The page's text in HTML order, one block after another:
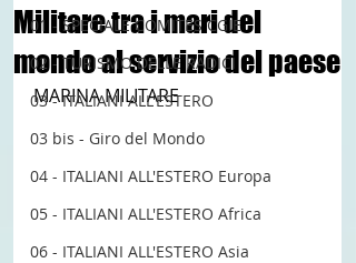
01 - SPECIALE COMITES CGIE
02 - TURISMO DELLE RADICI
03 - ITALIANI ALL'ESTERO
03 bis - Giro del Mondo
04 - ITALIANI ALL'ESTERO Europa
05 - ITALIANI ALL'ESTERO Africa
06 - ITALIANI ALL'ESTERO Asia
Militare tra i mari del
mondo al servizio del paese
MARINA MILITARE